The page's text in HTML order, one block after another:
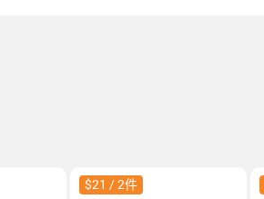
$21 / 2件